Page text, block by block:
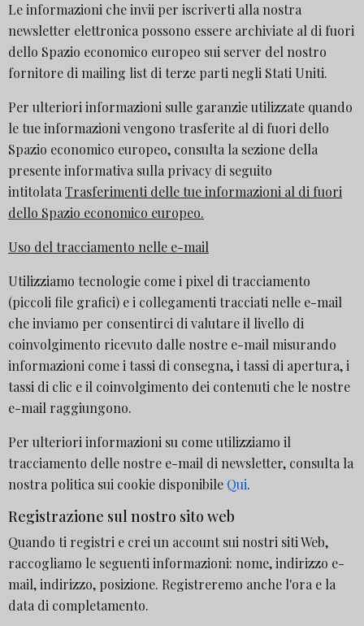
Le informazioni che invii per iscriverti alla nostra
newsletter elettronica possono essere archiviate al di fuori
dello Spazio economico europeo sui server del nostro
fornitore di mailing list di terze parti negli Stati Uniti.
Per ulteriori informazioni sulle garanzie utilizzate quando
le tue informazioni vengono trasferite al di fuori dello
Spazio economico europeo, consulta la sezione della
presente informativa sulla privacy di seguito
intitolata Trasferimenti delle tue informazioni al di fuori
dello Spazio economico europeo.
Uso del tracciamento nelle e-mail
Utilizziamo tecnologie come i pixel di tracciamento
(piccoli file grafici) e i collegamenti tracciati nelle e-mail
che inviamo per consentirci di valutare il livello di
coinvolgimento ricevuto dalle nostre e-mail misurando
informazioni come i tassi di consegna, i tassi di apertura, i
tassi di clic e il coinvolgimento dei contenuti che le nostre
e-mail raggiungono.
Per ulteriori informazioni su come utilizziamo il
tracciamento delle nostre e-mail di newsletter, consulta la
nostra politica sui cookie disponibile Qui.
Registrazione sul nostro sito web
Quando ti registri e crei un account sui nostri siti Web,
raccogliamo le seguenti informazioni: nome, indirizzo e-
mail, indirizzo, posizione. Registreremo anche l'ora e la
data di completamento.